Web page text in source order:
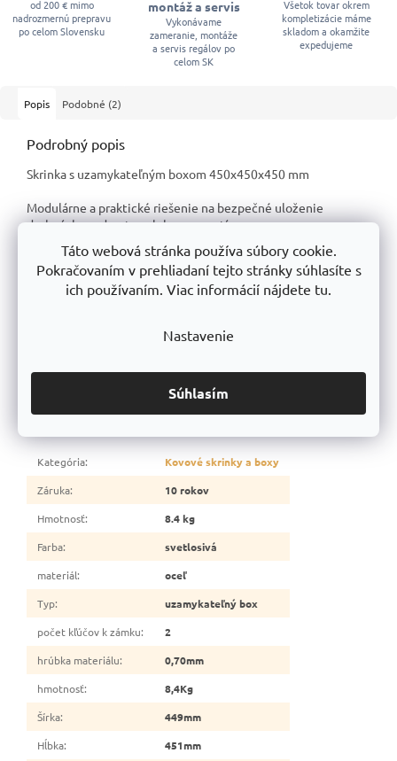
Táto webová stránka používa súbory cookie.
Pokračovaním v prehliadaní tejto stránky súhlasíte s
ich používaním. Viac informácií nájdete tu.
Nastavenie
Súhlasím
od 200 € mimo
nadrozmernú prepravu
po celom Slovensku
montáž a servis
Vykonávame
zameranie, montáže
a servis regálov po
celom SK
Všetok tovar okrem
kompletizácie máme
skladom a okamžite
expedujeme
Popis Podobné (2)
Podrobný popis
Skrinka s uzamykateľným boxom 450x450x450 mm
Modulárne a praktické riešenie na bezpečné uloženie
drobných predmetov alebo cenností.
Práškové lakovanie. V sivej farbe (RAL 7035).
Súčasťou sú dva kľúče.
modulárnej konštrukcii ju možno ľahko kombinovať s inými
jednoduchých zostáv niekoľkých skríň až po veľkú šatníkovú
Kategória:
Kovové skrinky a boxy
Záruka:
10 rokov
Hmotnosť:
8.4 kg
Farba:
svetlosivá
materiál:
oceľ
Typ:
uzamykateľný box
počet kľúčov k zámku:
2
hrúbka materiálu:
0,70mm
hmotnosť:
8,4Kg
Šírka:
449mm
Hĺbka:
451mm